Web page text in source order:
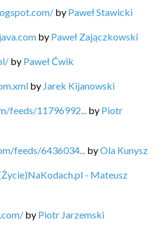
by Paweł Stawicki
by Paweł Zajączkowski
by Paweł Ćwik
by Jarek Kijanowski
feeds/11796992... by Piotr
feeds/6436034... byOla Kunysz
- Mateusz
by Piotr Jarzemski